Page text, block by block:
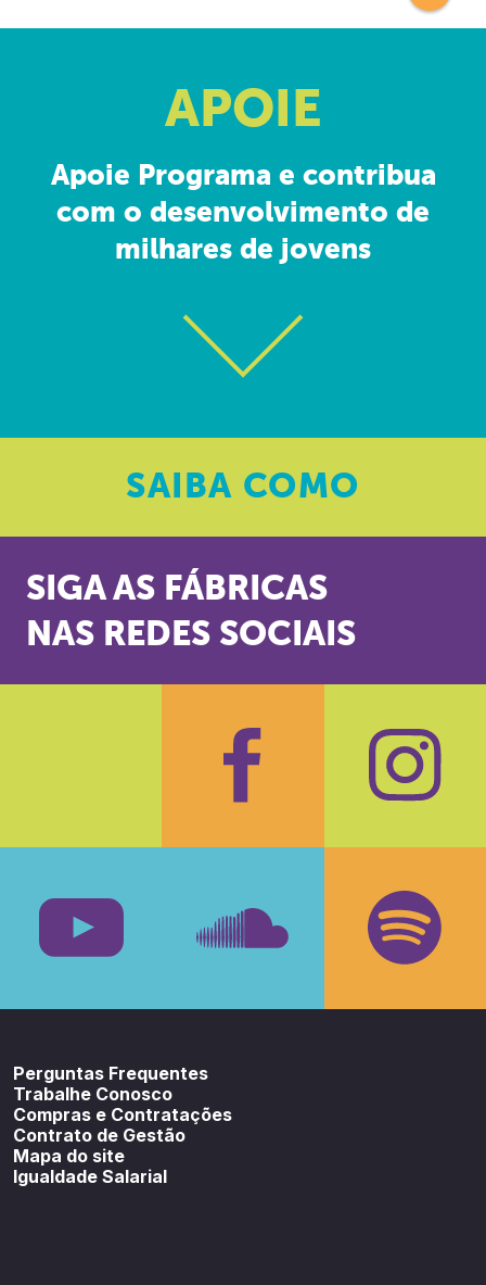
APOIE
Apoie Programa e contribua
com o desenvolvimento de
milhares de jovens
SAIBA COMO
SIGA AS FÁBRICAS
NAS REDES SOCIAIS
Facebook
Perguntas Frequentes
Trabalhe Conosco
Compras e Contratações
Contrato de Gestão
Mapa do site
Igualdade Salarial